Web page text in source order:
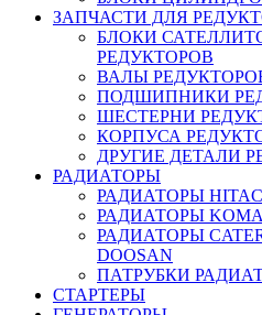
ЗАПЧАСТИ ДЛЯ
БЛОКИ
РЕДУКТОРОВ
ВАЛЫ
ПОДШИПНИКИ
ШЕСТЕРНИ
КОРПУСА
ДРУГИЕ ДЕТАЛИ
РАДИАТОРЫ
РАДИАТОРЫ
РАДИАТОРЫ
РАДИАТОРЫ
DOOSAN
ПАТРУБКИ
СТАРТЕРЫ